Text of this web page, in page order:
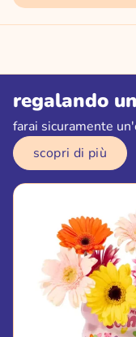
regalando
farai sicuramente
scopri di più